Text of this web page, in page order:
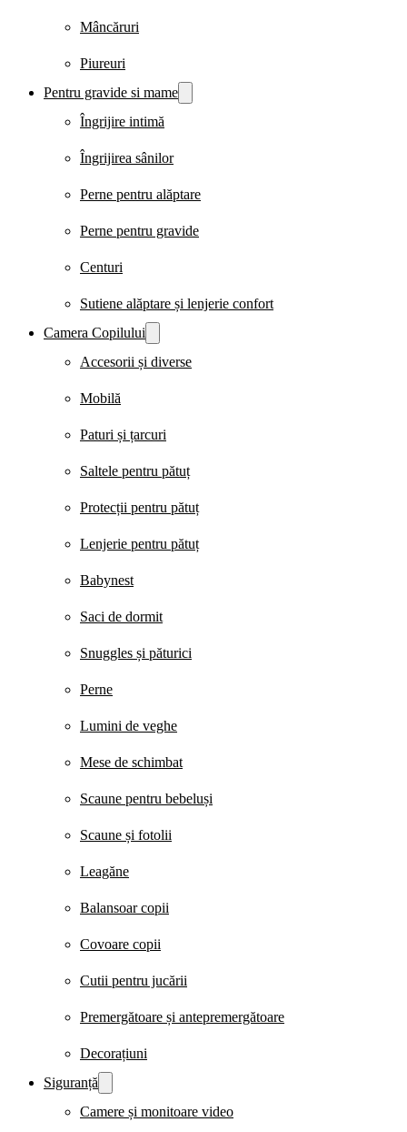
Mâncăruri
Piureuri
Pentru gravide si mame
Îngrijire intimă
Îngrijirea sânilor
Perne pentru alăptare
Perne pentru gravide
Centuri
Sutiene alăptare și lenjerie confort
Camera Copilului
Accesorii și diverse
Mobilă
Paturi și țarcuri
Saltele pentru pătuț
Protecții pentru pătuț
Lenjerie pentru pătuț
Babynest
Saci de dormit
Snuggles și păturici
Perne
Lumini de veghe
Mese de schimbat
Scaune pentru bebeluși
Scaune și fotolii
Leagăne
Balansoar copii
Covoare copii
Cutii pentru jucării
Premergătoare și antepremergătoare
Decorațiuni
Siguranță
Camere și monitoare video